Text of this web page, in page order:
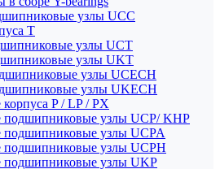
узлы UCC
T
узлы UCT
узлы UKT
узлы UCECH
узлы UKECH
P / LP / PX
подшипниковые узлы UCP/ KHP
подшипниковые узлы UCPA
подшипниковые узлы UCPH
подшипниковые узлы UKP